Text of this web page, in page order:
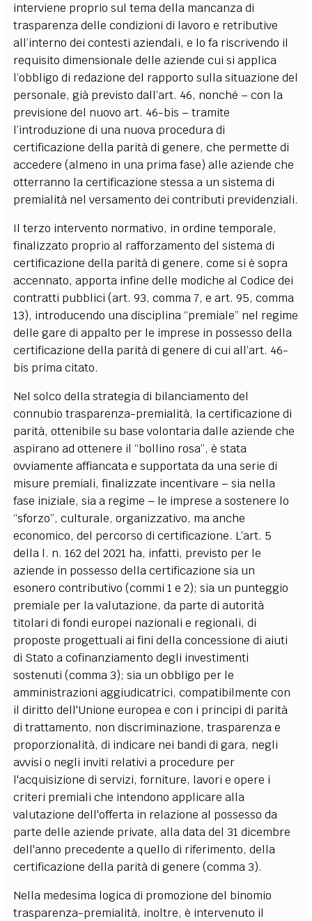
interviene proprio sul tema della mancanza di
trasparenza delle condizioni di lavoro e retributive
all’interno dei contesti aziendali, e lo fa riscrivendo il
requisito dimensionale delle aziende cui si applica
l’obbligo di redazione del rapporto sulla situazione del
personale, già previsto dall’art. 46, nonché – con la
previsione del nuovo art. 46-bis – tramite
l’introduzione di una nuova procedura di
certificazione della parità di genere, che permette di
accedere (almeno in una prima fase) alle aziende che
otterranno la certificazione stessa a un sistema di
premialità nel versamento dei contributi previdenziali.
Il terzo intervento normativo, in ordine temporale,
finalizzato proprio al rafforzamento del sistema di
certificazione della parità di genere, come si è sopra
accennato, apporta infine delle modiche al Codice dei
contratti pubblici (art. 93, comma 7, e art. 95, comma
13), introducendo una disciplina “premiale” nel regime
delle gare di appalto per le imprese in possesso della
certificazione della parità di genere di cui all’art. 46-
bis prima citato.
Nel solco della strategia di bilanciamento del
connubio trasparenza-premialità, la certificazione di
parità, ottenibile su base volontaria dalle aziende che
aspirano ad ottenere il “bollino rosa”, è stata
ovviamente affiancata e supportata da una serie di
misure premiali, finalizzate incentivare – sia nella
fase iniziale, sia a regime – le imprese a sostenere lo
“sforzo”, culturale, organizzativo, ma anche
economico, del percorso di certificazione. L’art. 5
della l. n. 162 del 2021 ha, infatti, previsto per le
aziende in possesso della certificazione sia un
esonero contributivo (commi 1 e 2); sia un punteggio
premiale per la valutazione, da parte di autorità
titolari di fondi europei nazionali e regionali, di
proposte progettuali ai fini della concessione di aiuti
di Stato a cofinanziamento degli investimenti
sostenuti (comma 3); sia un obbligo per le
amministrazioni aggiudicatrici, compatibilmente con
il diritto dell'Unione europea e con i principi di parità
di trattamento, non discriminazione, trasparenza e
proporzionalità, di indicare nei bandi di gara, negli
avvisi o negli inviti relativi a procedure per
l'acquisizione di servizi, forniture, lavori e opere i
criteri premiali che intendono applicare alla
valutazione dell'offerta in relazione al possesso da
parte delle aziende private, alla data del 31 dicembre
dell'anno precedente a quello di riferimento, della
certificazione della parità di genere (comma 3).
Nella medesima logica di promozione del binomio
trasparenza-premialità, inoltre, è intervenuto il